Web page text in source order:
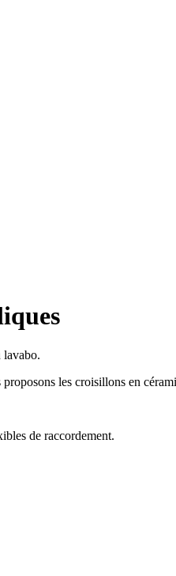
lavabo.
les croisillons en
de raccordement.